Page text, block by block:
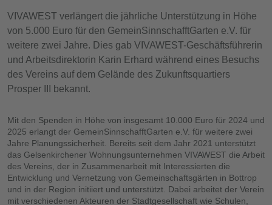
VIVAWEST verlängert die jährliche Unterstützung in Höhe
von 5.000 Euro für den GemeinSinnschafftGarten e.V. für
weitere zwei Jahre. Dies gab VIVAWEST-Geschäftsführerin
und Arbeitsdirektorin Karin Erhard während eines Besuchs
des Vereins auf dem Gelände des Zukunftsquartiers
Prosper III bekannt.
Mit den Spenden in Höhe von insgesamt 10.000 Euro für 2024 und
2025 erlangt der GemeinSinnschafftGarten e.V. für weitere zwei
Jahre Planungssicherheit. Bereits seit dem Jahr 2021 unterstützt
das Gelsenkirchener Wohnungsunternehmen VIVAWEST die Arbeit
des Vereins, der in Zusammenarbeit mit Interessierten die
Entwicklung und Vernetzung von Gemeinschaftsgärten in Bottrop
und in der Region initiiert und unterstützt. Dabei arbeitet der Verein
mit verschiedenen Akteuren der Stadtgesellschaft wie Schulen,